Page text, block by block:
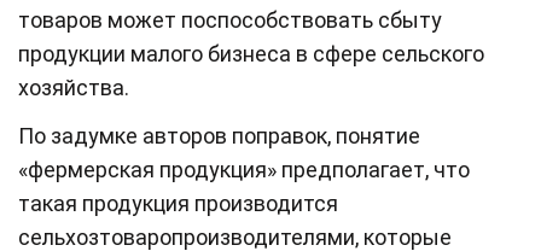
товаров может поспособствовать сбыту
продукции малого бизнеса в сфере сельского
хозяйства.
По задумке авторов поправок, понятие
«фермерская продукция» предполагает, что
такая продукция производится
сельхозтоваропроизводителями, которые